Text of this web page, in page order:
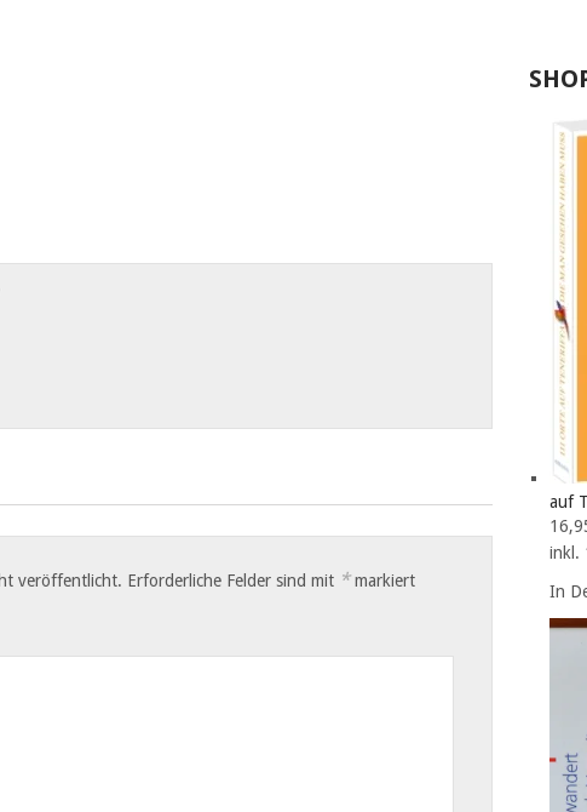
veröffentlicht. Erforderliche Felder sind mit *markiert
auf
inkl.
In